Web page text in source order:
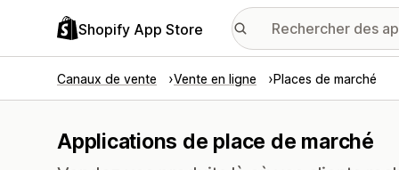
Shopify App Store
Canaux de vente Vente en ligne Places de marché
Applications de place de marché